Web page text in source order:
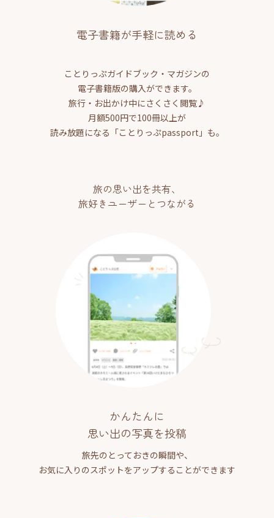
電子書籍が手軽に読める
ことりっぷガイドブック・マガジンの
電子書籍版の購入ができます。
旅行・お出かけ中にさくさく閲覧♪
月額500円で100冊以上が
読み放題になる「ことりっぷpassport」も。
旅の思い出を共有、
旅好きユーザーとつながる
かんたんに
思い出の写真を投稿
旅先のとっておきの瞬間や、
お気に入りのスポットをアップすることができます